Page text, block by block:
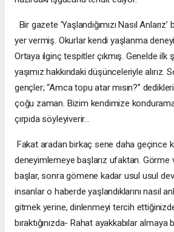
Bir gazete ‘Yaşlandığımızı Nasıl
yer vermiş. Okurlar kendi yaşlanma
Ortaya ilginç tespitler çıkmış. Genelde ilk
yaşımız hakkındaki düşünceleriyle alırız.
gençler; “Amca topu atar mısın?”
çoğu zaman. Bizim kendimize
çırpıda söyleyiverir…
Fakat aradan birkaç sene daha geçince
deneyimlemeye başlarız ufaktan. Görme
başlar, sonra gömene kadar usul usul
insanlar o haberde yaşlandıklarını nasıl
gitmek yerine, dinlenmeyi tercih
bıraktığınızda- Rahat ayakkabılar almaya